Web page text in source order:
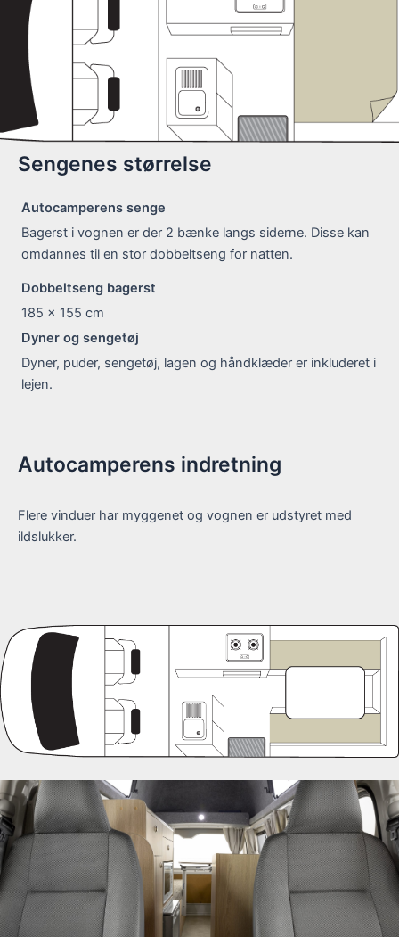
Sengenes størrelse
Autocamperens senge
Bagerst i vognen er der 2 bænke langs siderne. Disse kan
omdannes til en stor dobbeltseng for natten.
Dobbeltseng bagerst
185 x 155 cm
Dyner og sengetøj
Dyner, puder, sengetøj, lagen og håndklæder er inkluderet i
lejen.
Autocamperens indretning
Flere vinduer har myggenet og vognen er udstyret med
ildslukker.